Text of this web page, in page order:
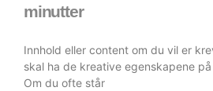
minutter
Innhold eller content om du vil er
skal ha de kreative egenskapene
Om du ofte står